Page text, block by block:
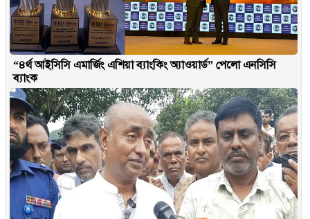
“৪র্থ আইসিসি এমার্জিং এশিয়া ব্যাংকিং অ্যাওয়ার্ড” পেলো এনসিসি
ব্যাংক